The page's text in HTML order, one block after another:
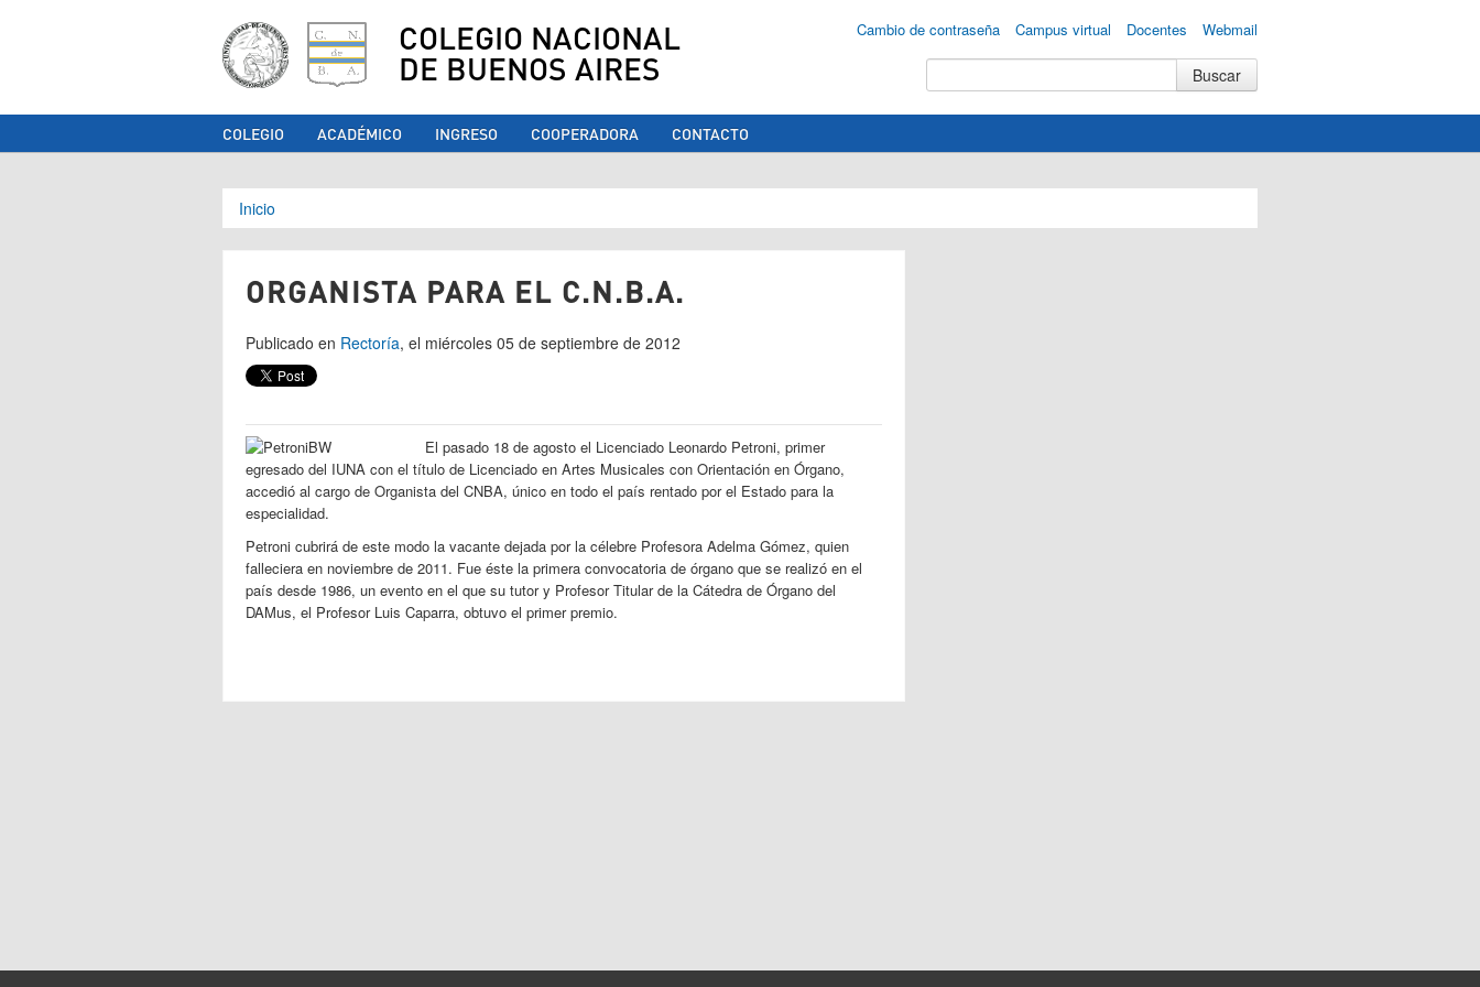
COLEGIO NACIONAL
DE BUENOS AIRES
Cambio de contraseña Campus virtual Docentes Webmail
COLEGIO ACADÉMICO INGRESO COOPERADORA CONTACTO
Se encuentra usted aquí
Inicio
ORGANISTA PARA EL C.N.B.A.
Publicado en Rectoría, el miércoles 05 de septiembre de 2012
El pasado 18 de agosto el Licenciado Leonardo Petroni, primer
egresado del IUNA con el título de Licenciado en Artes Musicales con Orientación en Órgano,
accedió al cargo de Organista del CNBA, único en todo el país rentado por el Estado para la
especialidad.
Petroni cubrirá de este modo la vacante dejada por la célebre Profesora Adelma Gómez, quien
falleciera en noviembre de 2011. Fue éste la primera convocatoria de órgano que se realizó en el
país desde 1986, un evento en el que su tutor y Profesor Titular de la Cátedra de Órgano del
DAMus, el Profesor Luis Caparra, obtuvo el primer premio.